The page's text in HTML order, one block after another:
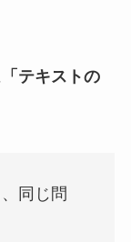
「テキストの
同じ問